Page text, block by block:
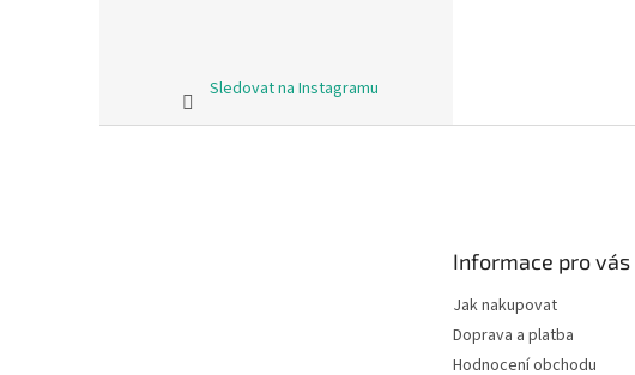
Sledovat na Instagramu
Informace pro vás
Jak nakupovat
Doprava a platba
Hodnocení obchodu